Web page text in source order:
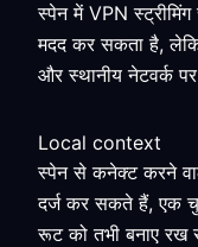
स्पेन में VPN
मदद कर सकता है,
और स्थानीय नेटवर्क पर
Local context
स्पेन से कनेक्ट करने
दर्ज कर सकते हैं, एक
रूट को तभी बनाए रख